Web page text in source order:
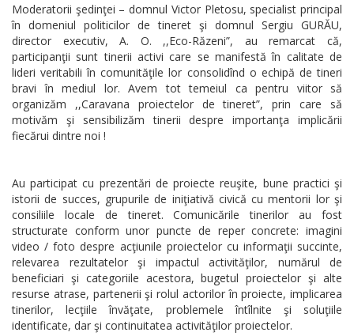
Moderatorii şedinţei – domnul Victor Pletosu, specialist principal
în domeniul politicilor de tineret şi domnul Sergiu GURĂU,
director executiv, A. O. ,,Eco-Răzeni”, au remarcat că,
participanţii sunt tinerii activi care se manifestă în calitate de
lideri veritabili în comunităţile lor consolidînd o echipă de tineri
bravi în mediul lor. Avem tot temeiul ca pentru viitor să
organizăm ,,Caravana proiectelor de tineret”, prin care să
motivăm şi sensibilizăm tinerii despre importanţa implicării
fiecărui dintre noi !
Au participat cu prezentări de proiecte reuşite, bune practici şi
istorii de succes, grupurile de iniţiativă civică cu mentorii lor şi
consiliile locale de tineret. Comunicările tinerilor au fost
structurate conform unor puncte de reper concrete: imagini
video / foto despre acţiunile proiectelor cu informaţii succinte,
relevarea rezultatelor şi impactul activităţilor, numărul de
beneficiari şi categoriile acestora, bugetul proiectelor şi alte
resurse atrase, partenerii şi rolul actorilor în proiecte, implicarea
tinerilor, lecţiile învăţate, problemele întîlnite şi soluţiile
identificate, dar şi continuitatea activităţilor proiectelor.